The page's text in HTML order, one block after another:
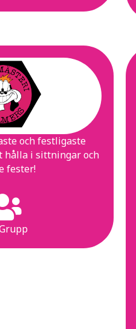
och festligaste
hålla i sittningar och
fester!